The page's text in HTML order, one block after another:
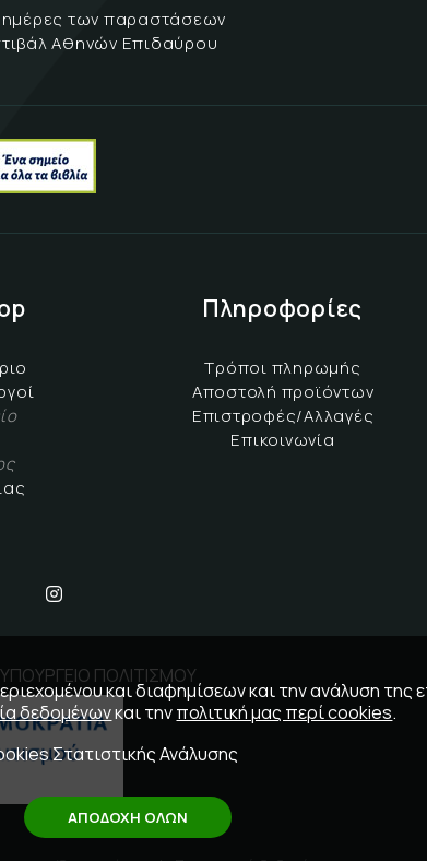
ημέρες των παραστάσεων
Αθηνών Επιδαύρου
Πληροφορίες
Τρόποι πληρωμής
Αποστολή προϊόντων
Επιστροφές/Αλλαγές
Επικοινωνία
ΠΟΛΙΤΙΣΜΟΥ
και διαφημίσεων και την ανάλυση της
δεδομένωνκαι τηνπολιτική μας περί cookies.
Στατιστικής Ανάλυσης
ΑΠΟΔΟΧΗ ΟΛΩΝ